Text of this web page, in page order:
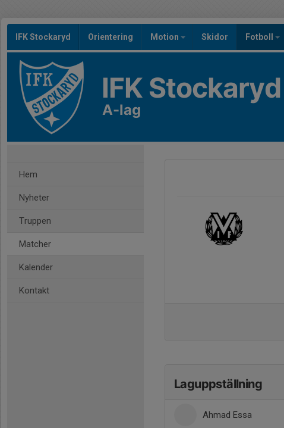
IFK Stockaryd Orientering Motion Skidor Fotboll
IFK Stockaryd
A-lag
Hem
Nyheter
Truppen
Matcher
Kalender
Kontakt
Laguppställning
Ahmad Essa